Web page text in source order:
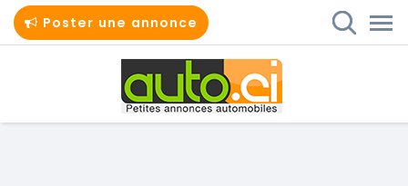
Poster une annonce